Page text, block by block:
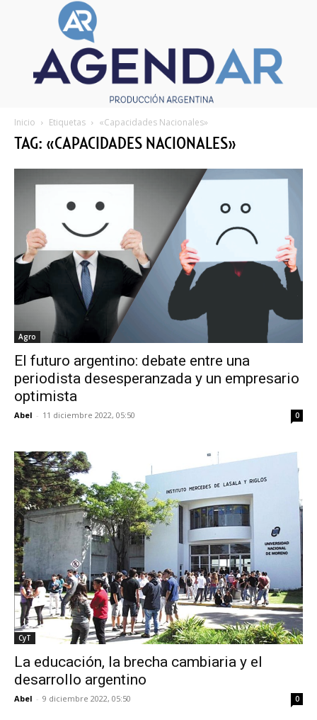
Inicio Etiquetas «Capacidades Nacionales»
TAG: «CAPACIDADES NACIONALES»
Agro
El futuro argentino: debate entre una
periodista desesperanzada y un empresario
optimista
Abel - 11 diciembre 2022, 05:50 0
CyT
La educación, la brecha cambiaria y el
desarrollo argentino
Abel - 9 diciembre 2022, 05:50 0